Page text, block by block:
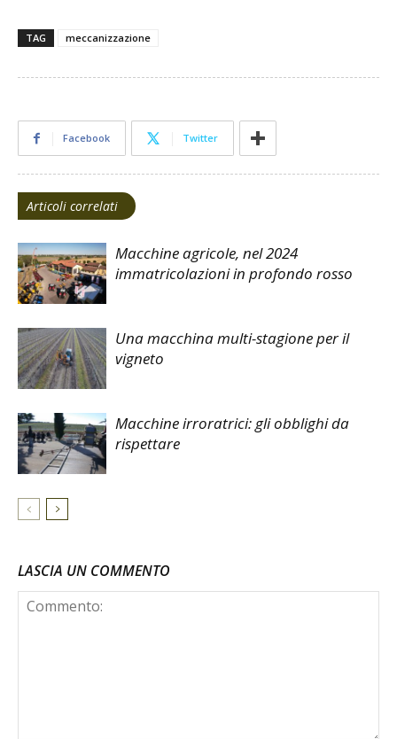
TAG meccanizzazione
Facebook Twitter
Articoli correlati
Macchine agricole, nel 2024
immatricolazioni in profondo rosso
Una macchina multi-stagione per il
vigneto
Macchine irroratrici: gli obblighi da
rispettare
LASCIA UN COMMENTO